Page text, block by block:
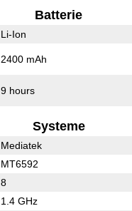
Batterie
Li-Ion
2400 mAh
9 hours
Systeme
Mediatek
MT6592
8
1.4 GHz